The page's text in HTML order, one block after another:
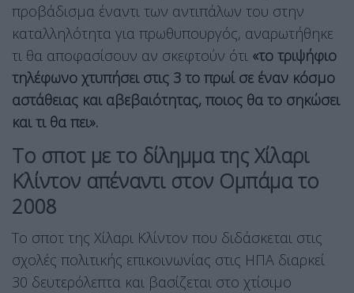
προβάδισμα έναντι των αντιπάλων του στην
καταλληλότητα για πρωθυπουργός, αναρωτήθηκε
τι θα αποφασίσουν αν σκεφτούν ότι «το τριψήφιο
τηλέφωνο χτυπήσει στις 3 το πρωί σε έναν κόσμο
αστάθειας και αβεβαιότητας, ποιος θα το σηκώσει
και τι θα πει».
Το σποτ με το δίλημμα της Χίλαρι
Κλίντον απέναντι στον Ομπάμα το
2008
Το σποτ της Χίλαρι Κλίντον που διδάσκεται στις
σχολές πολιτικής επικοινωνίας στις ΗΠΑ διαρκεί
30 δευτερόλεπτα και βασίζεται στο χτίσιμο